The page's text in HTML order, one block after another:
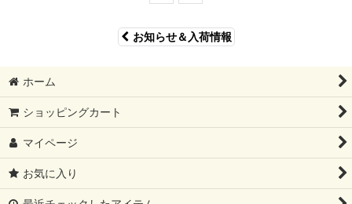
お知らせ＆入荷情報
ホーム
ショッピングカート
マイページ
お気に入り